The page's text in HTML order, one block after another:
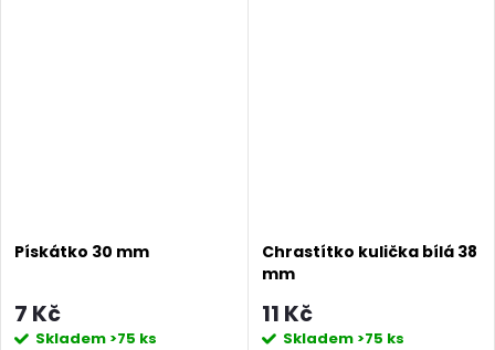
Pískátko 30 mm
7 Kč
Skladem >75 ks
Chrastítko kulička bílá 38
mm
11 Kč
Skladem >75 ks